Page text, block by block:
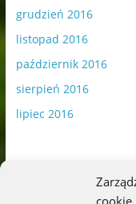
cookie
grudzień 2016
listopad 2016
październik 2016
sierpień 2016
lipiec 2016